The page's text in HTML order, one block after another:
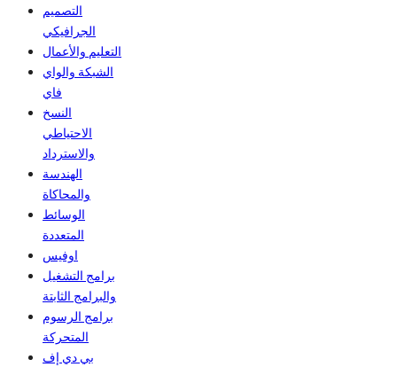
التصميم
الجرافيكي
التعليم والأعمال
الشبكة والواي
فاي
النسخ
الاحتياطي
والاسترداد
الهندسة
والمحاكاة
الوسائط
المتعددة
اوفيس
برامج التشغيل
والبرامج الثابتة
برامج الرسوم
المتحركة
بي دي إف